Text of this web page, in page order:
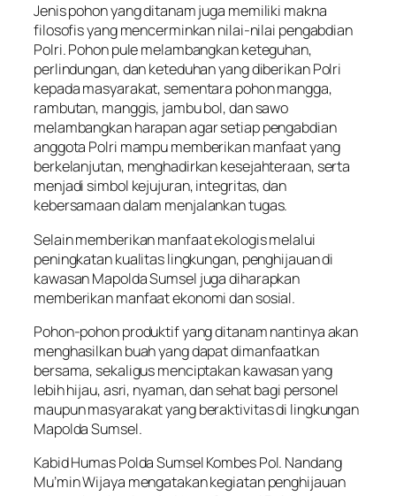
Jenis pohon yang ditanam juga memiliki makna
filosofis yang mencerminkan nilai-nilai pengabdian
Polri. Pohon pule melambangkan keteguhan,
perlindungan, dan keteduhan yang diberikan Polri
kepada masyarakat, sementara pohon mangga,
rambutan, manggis, jambu bol, dan sawo
melambangkan harapan agar setiap pengabdian
anggota Polri mampu memberikan manfaat yang
berkelanjutan, menghadirkan kesejahteraan, serta
menjadi simbol kejujuran, integritas, dan
kebersamaan dalam menjalankan tugas.
Selain memberikan manfaat ekologis melalui
peningkatan kualitas lingkungan, penghijauan di
kawasan Mapolda Sumsel juga diharapkan
memberikan manfaat ekonomi dan sosial.
Pohon-pohon produktif yang ditanam nantinya akan
menghasilkan buah yang dapat dimanfaatkan
bersama, sekaligus menciptakan kawasan yang
lebih hijau, asri, nyaman, dan sehat bagi personel
maupun masyarakat yang beraktivitas di lingkungan
Mapolda Sumsel.
Kabid Humas Polda Sumsel Kombes Pol. Nandang
Mu’min Wijaya mengatakan kegiatan penghijauan